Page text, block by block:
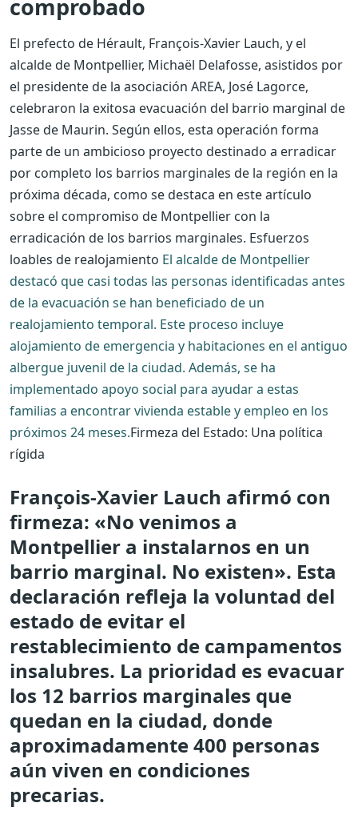
comprobado
El prefecto de Hérault, François-Xavier Lauch, y el
alcalde de Montpellier, Michaël Delafosse, asistidos por
el presidente de la asociación AREA, José Lagorce,
celebraron la exitosa evacuación del barrio marginal de
Jasse de Maurin. Según ellos, esta operación forma
parte de un ambicioso proyecto destinado a erradicar
por completo los barrios marginales de la región en la
próxima década, como se destaca en este artículo
sobre el compromiso de Montpellier con la
erradicación de los barrios marginales. Esfuerzos
loables de realojamiento El alcalde de Montpellier
destacó que casi todas las personas identificadas antes
de la evacuación se han beneficiado de un
realojamiento temporal. Este proceso incluye
alojamiento de emergencia y habitaciones en el antiguo
albergue juvenil de la ciudad. Además, se ha
implementado apoyo social para ayudar a estas
familias a encontrar vivienda estable y empleo en los
próximos 24 meses.Firmeza del Estado: Una política
rígida
François-Xavier Lauch afirmó con
firmeza: «No venimos a
Montpellier a instalarnos en un
barrio marginal. No existen». Esta
declaración refleja la voluntad del
estado de evitar el
restablecimiento de campamentos
insalubres. La prioridad es evacuar
los 12 barrios marginales que
quedan en la ciudad, donde
aproximadamente 400 personas
aún viven en condiciones
precarias.